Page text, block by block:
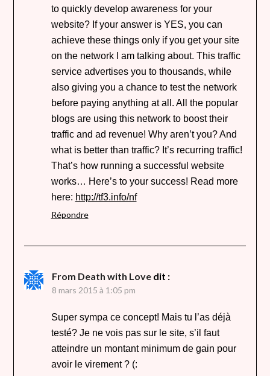
to quickly develop awareness for your
website? If your answer is YES, you can
achieve these things only if you get your site
on the network I am talking about. This traffic
service advertises you to thousands, while
also giving you a chance to test the network
before paying anything at all. All the popular
blogs are using this network to boost their
traffic and ad revenue! Why aren’t you? And
what is better than traffic? It’s recurring traffic!
That’s how running a successful website
works… Here’s to your success! Read more
here: http://tf3.info/nf
Répondre
From Death with Love dit :
8 mars 2015 à 1:05 pm
Super sympa ce concept! Mais tu l’as déjà
testé? Je ne vois pas sur le site, s’il faut
atteindre un montant minimum de gain pour
avoir le virement ? (: